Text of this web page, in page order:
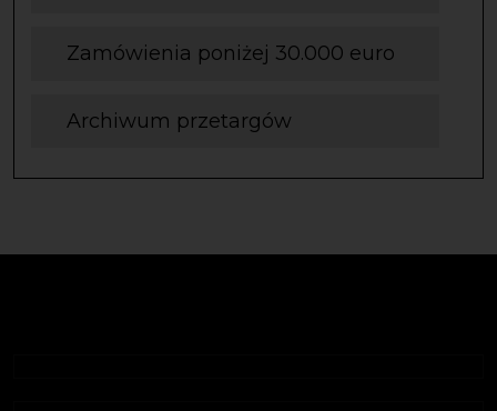
Zamówienia poniżej 30.000 euro
Archiwum przetargów